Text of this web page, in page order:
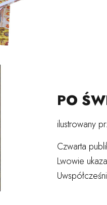
PO
ilustrowany
Czwarta
Lwowie